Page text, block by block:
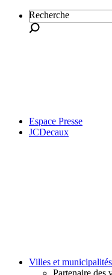
Recherche
Espace Presse
JCDecaux
Villes et municipalités
Partenaire des